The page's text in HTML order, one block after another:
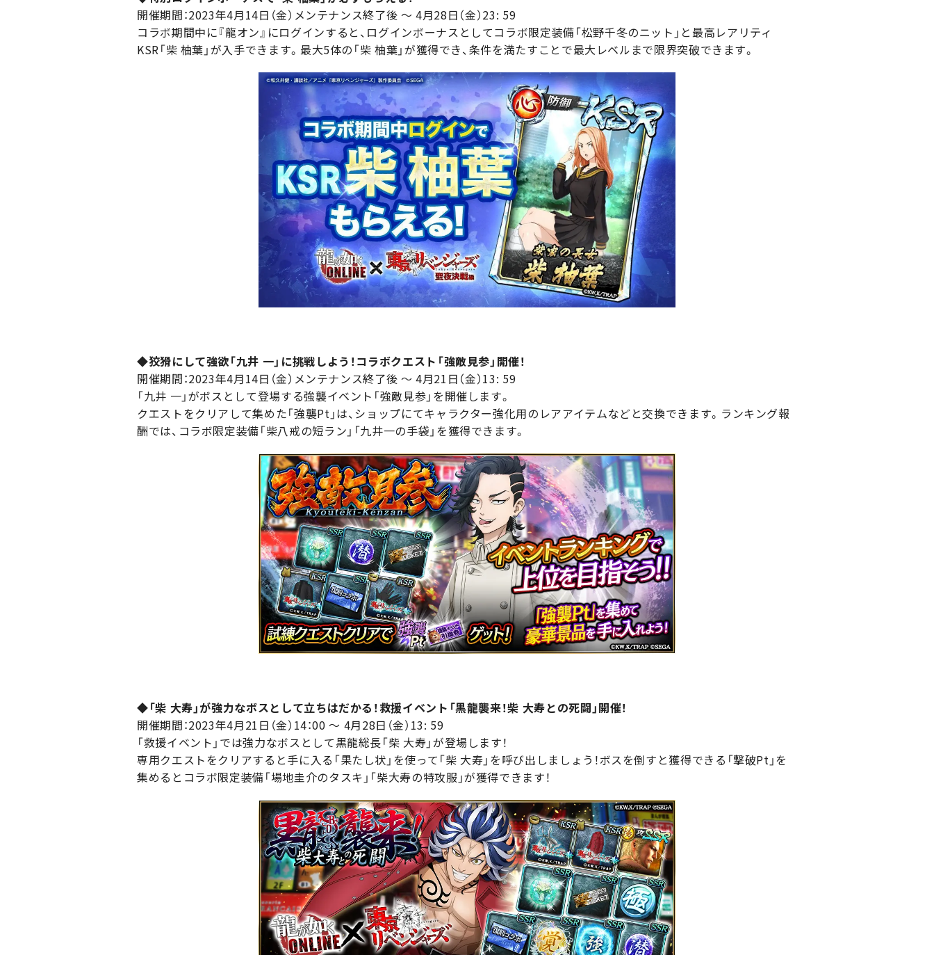
開催期間：2023年4月14日（金）メンテナンス終了後 ～ 4月28日（金）23: 59
コラボ期間中に『龍オン』にログインすると、ログインボーナスとしてコラボ限定装備「松野千冬のニット」と最高レアリティ
KSR「柴 柚葉」が入手できます。最大5体の「柴 柚葉」が獲得でき、条件を満たすことで最大レベルまで限界突破できます。
◆狡猾にして強欲「九井 一」に挑戦しよう！コラボクエスト「強敵見参」開催！
開催期間：2023年4月14日（金）メンテナンス終了後 ～ 4月21日（金）13: 59
「九井 一」がボスとして登場する強襲イベント「強敵見参」を開催します。
クエストをクリアして集めた「強襲Pt」は、ショップにてキャラクター強化用のレアアイテムなどと交換できます。ランキング報
酬では、コラボ限定装備「柴八戒の短ラン」「九井一の手袋」を獲得できます。
◆「柴 大寿」が強力なボスとして立ちはだかる！ 救援イベント「黒龍襲来！柴 大寿との死闘」開催！
開催期間：2023年4月21日（金）14：00 ～ 4月28日（金）13: 59
「救援イベント」では強力なボスとして黒龍総長「柴 大寿」が登場します！
専用クエストをクリアすると手に入る「果たし状」を使って「柴 大寿」を呼び出しましょう！ボスを倒すと獲得できる「撃破Pt」を
集めるとコラボ限定装備「場地圭介のタスキ」「柴大寿の特攻服」が獲得できます！